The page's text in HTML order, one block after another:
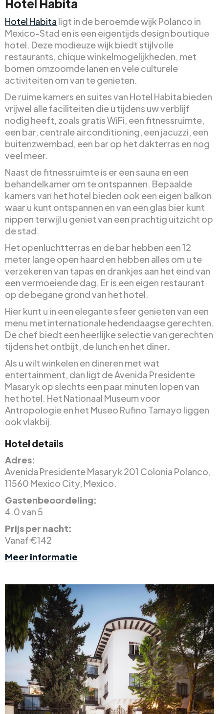
Hotel Habita
Hotel Habita ligt in de beroemde wijk Polanco in
Mexico-Stad en is een eigentijds design boutique
hotel. Deze modieuze wijk biedt stijlvolle
restaurants, chique winkelmogelijkheden, met
bomen omzoomde lanen en vele culturele
activiteiten om van te genieten.
De ruime kamers en suites van Hotel Habita bieden
vrijwel alle faciliteiten die u tijdens uw verblijf
nodig heeft, zoals gratis WiFi, een fitnessruimte,
een bar, centrale airconditioning, een jacuzzi, een
buitenzwembad, een bar op het dakterras en nog
veel meer.
Naast de fitnessruimte is er een sauna en een
behandelkamer om te ontspannen. Bepaalde
kamers van het hotel bieden ook een eigen balkon
waar u kunt ontspannen en van een glas bier kunt
nippen terwijl u geniet van een prachtig uitzicht op
de stad.
Het openluchtterras en de bar hebben een 12
meter lange open haard en hebben alles om u te
verzekeren van tapas en drankjes aan het eind van
een vermoeiende dag. Er is een eigen restaurant
op de begane grond van het hotel.
Hier kunt u in een elegante sfeer genieten van een
menu met internationale hedendaagse gerechten.
De chef biedt een heerlijke selectie van gerechten
tijdens het ontbijt, de lunch en het diner.
Als u wilt winkelen en dineren met wat
entertainment, dan ligt de Avenida Presidente
Masaryk op slechts een paar minuten lopen van
het hotel. Het Nationaal Museum voor
Antropologie en het Museo Rufino Tamayo liggen
ook vlakbij.
Hotel details
Adres:
Avenida Presidente Masaryk 201 Colonia Polanco,
11560 Mexico City, Mexico.
Gastenbeoordeling:
4.0 van 5
Prijs per nacht:
Vanaf €142
Meer informatie